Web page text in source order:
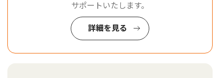
サポートいたします。
詳細を見る